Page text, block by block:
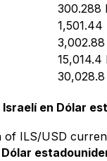
300.288
1,501.44
3,002.88
15,014.4
30,028.8
en Dólar
of ILS/USD
Dólar